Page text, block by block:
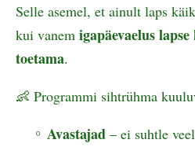
Selle asemel, et ainult laps
kui vanem igapäevaelus
toetama.
👶 Programmi sihtrühma
Avastajad – ei suhtle